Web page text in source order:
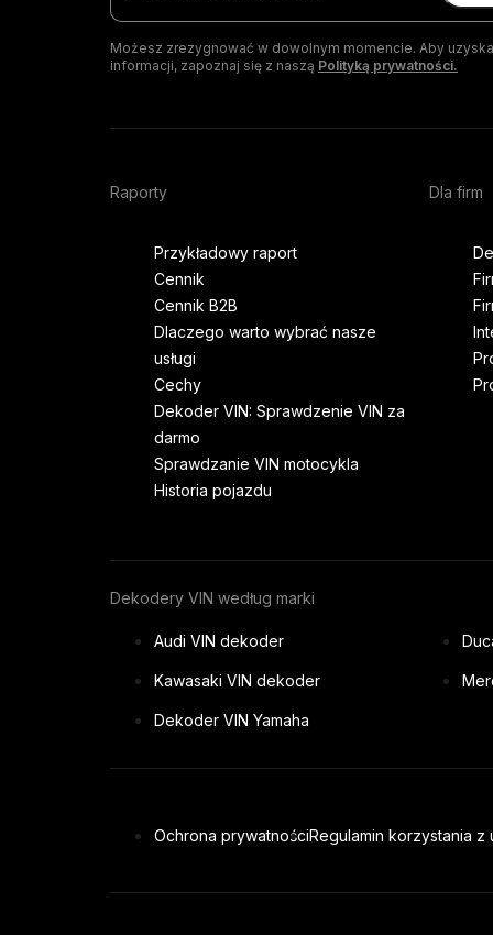
e-
Możesz zrezygnować w dowolnym momencie. Aby
informacji, zapoznaj się z naszą Polityką prywatności.
Raporty
Przykładowy raport
Cennik
Cennik B2B
Dlaczego warto wybrać nasze
usługi
Cechy
Dekoder VIN: Sprawdzenie VIN za
darmo
Sprawdzanie VIN motocykla
Historia pojazdu
Dla firm
Dekodery VIN według marki
Audi VIN dekoder
Kawasaki VIN dekoder
Dekoder VIN Yamaha
Ochrona prywatnościRegulamin korzystania z